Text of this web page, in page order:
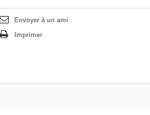
Envoyer à un ami
Imprimer